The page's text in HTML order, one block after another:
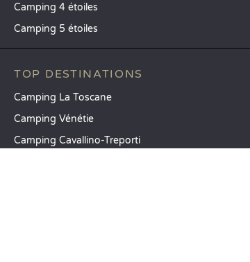
Camping 4 étoiles
Camping 5 étoiles
TOP DESTINATIONS
Camping La Toscane
Camping Vénétie
Camping Cavallino-Treporti